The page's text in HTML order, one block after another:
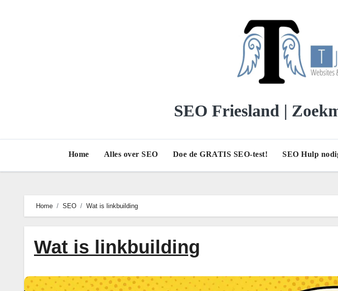
SEO Friesland |
Home Alles over SEO Doe de GRATIS SEO-test! SEO Hulp
Home SEO Wat is linkbuilding
Wat is linkbuilding